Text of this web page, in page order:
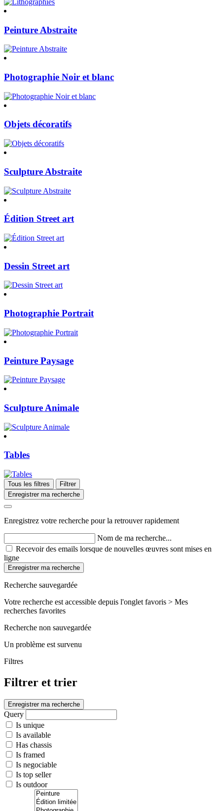
Peinture Abstraite
Photographie Noir et blanc
Objets décoratifs
Sculpture Abstraite
Édition Street art
Dessin Street art
Photographie Portrait
Peinture Paysage
Sculpture Animale
Tables
Tous les filtres
Filtrer
Enregistrer ma recherche
Enregistrez votre recherche pour la retrouver rapidement
Nom de ma recherche...
Recevoir des emails lorsque de nouvelles œuvres sont mises en
ligne
Enregistrer ma recherche
Recherche sauvegardée
Votre recherche est accessible depuis l'onglet favoris > Mes
recherches favorites
Recherche non sauvegardée
Un problème est survenu
Filtres
Filtrer et trier
Enregistrer ma recherche
Query
Is unique
Is available
Has chassis
Is framed
Is negociable
Is top seller
Is outdoor